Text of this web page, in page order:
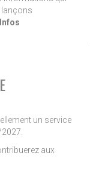
lançons
un service
aux